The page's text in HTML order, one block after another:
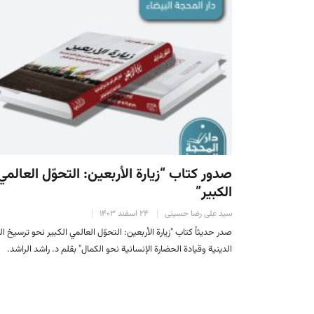
صدور كتاب “زيارة الأربعين: التحوّل
الكبير”
سید علی رضا حسینی ۲۴ اسفند ۱۴۰۳
صدر حدیثاً كتاب "زيارة الأربعين: التحوّل العالمي الكبير نحو ترسيخ
الدينية وقيادة الحضارة الإنسانية نحو الكمال" بقلم د. راشد الراشد.